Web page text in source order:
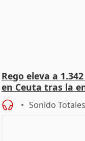
Rego eleva a
en Ceuta tras la
Sonido Totales